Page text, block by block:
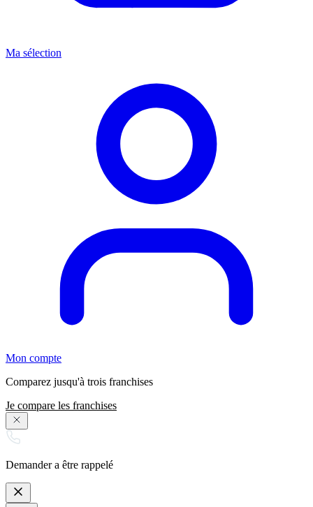
Ma sélection
Mon compte
Comparez jusqu'à trois franchises
Je compare les franchises
Demander a être rappelé